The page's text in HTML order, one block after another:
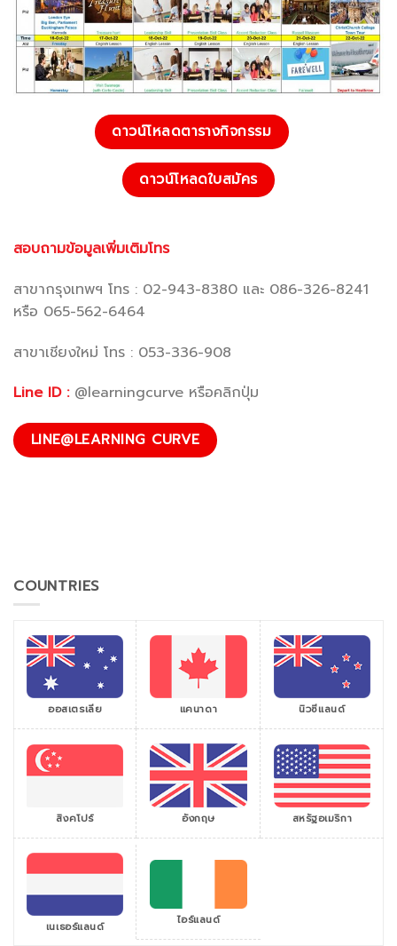
ดาวน์โหลดตารางกิจกรรม
ดาวน์โหลดใบสมัคร
สอบถามข้อมูลเพิ่มเติมโทร
สาขากรุงเทพฯ โทร : 02-943-8380 และ 086-326-8241
หรือ 065-562-6464
สาขาเชียงใหม่ โทร : 053-336-908
Line ID :@learningcurve หรือคลิกปุ่ม
LINE@LEARNING CURVE
COUNTRIES
ออสเตรเลีย แคนาดา นิวซีแลนด์
สิงคโปร์ อังกฤษ สหรัฐอเมริกา
เนเธอร์แลนด์ ไอร์แลนด์